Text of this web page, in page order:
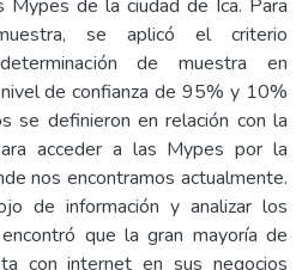
de la ciudad de Ica. Para
se aplicó el criterio
de muestra en
de confianza de 95% y 10%
se definieron en relación con la
acceder a las Mypes por la
nos encontramos actualmente.
de información y analizar los
que la gran mayoría de
con internet en sus negocios